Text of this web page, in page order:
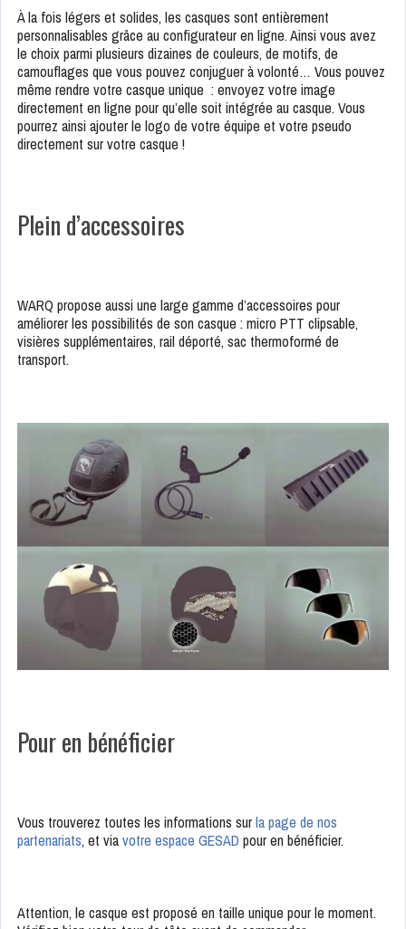
À la fois légers et solides, les casques sont entièrement
personnalisables grâce au configurateur en ligne. Ainsi vous avez
le choix parmi plusieurs dizaines de couleurs, de motifs, de
camouflages que vous pouvez conjuguer à volonté… Vous pouvez
même rendre votre casque unique : envoyez votre image
directement en ligne pour qu’elle soit intégrée au casque. Vous
pourrez ainsi ajouter le logo de votre équipe et votre pseudo
directement sur votre casque !
Plein d’accessoires
WARQ propose aussi une large gamme d’accessoires pour
améliorer les possibilités de son casque : micro PTT clipsable,
visières supplémentaires, rail déporté, sac thermoformé de
transport.
Pour en bénéficier
Vous trouverez toutes les informations surla page de nos
partenariats, et viavotre espace GESAD pour en bénéficier.
Attention, le casque est proposé en taille unique pour le moment.